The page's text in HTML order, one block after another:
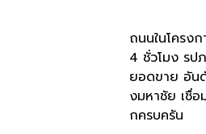
ถนนในโครง
4 ชั่วโมง รป
ยอดขาย อัน
งมหาชัย เชื่
กครบครัน